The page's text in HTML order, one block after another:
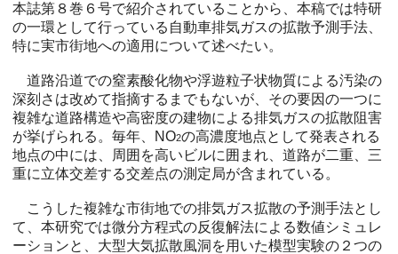
本誌第８巻６号で紹介されていることから、本稿では特研
の一環として行っている自動車排気ガスの拡散予測手法、
特に実市街地への適用について述べたい。
道路沿道での窒素酸化物や浮遊粒子状物質による汚染の
深刻さは改めて指摘するまでもないが、その要因の一つに
複雑な道路構造や高密度の建物による排気ガスの拡散阻害
が挙げられる。毎年、NO2の高濃度地点として発表される
地点の中には、周囲を高いビルに囲まれ、道路が二重、三
重に立体交差する交差点の測定局が含まれている。
こうした複雑な市街地での排気ガス拡散の予測手法とし
て、本研究では微分方程式の反復解法による数値シミュレ
ーションと、大型大気拡散風洞を用いた模型実験の２つの